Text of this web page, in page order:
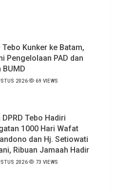
Tebo Kunker ke Batam,
Pengelolaan PAD dan
BUMD
2026 69 VIEWS
DPRD Tebo Hadiri
1000 Hari Wafat
dan Hj. Setiowati
Ribuan Jamaah Hadir
2026 73 VIEWS